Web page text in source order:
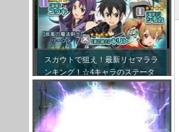
スカウトで狙え！最新リセマララ
ンキング！☆4キャラのステータ
ス詳細まとめ！【最新キャラ対応
リセマラ】